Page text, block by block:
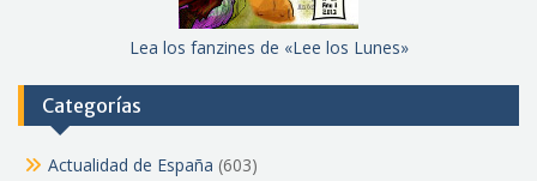
Lea los fanzines de «Lee los Lunes»
Categorías
Actualidad de España (603)